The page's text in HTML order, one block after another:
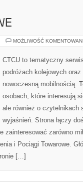
MOŻLIWOŚĆ
CTCU to tematyczny
podróżach kolejowych
nowoczesną mobilnością.
osobach, które interesują
ale również o czytelnikach
wyjaśnień. Strona łączy
zarówno
i Pociągi Towarowe.
[…]